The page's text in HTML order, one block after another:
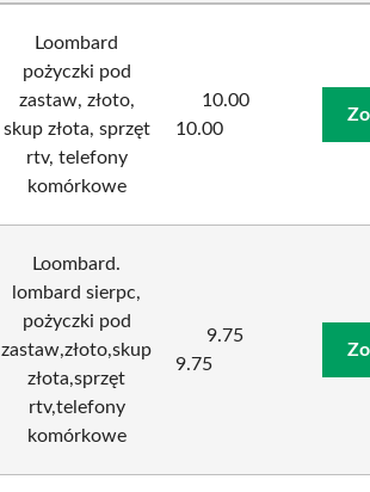
Loombard
pożyczki pod
zastaw, złoto,
skup złota, sprzęt
rtv, telefony
komórkowe
10.00
10.00
Loombard.
lombard sierpc,
pożyczki pod
zastaw,złoto,skup
złota,sprzęt
rtv,telefony
komórkowe
9.75
9.75